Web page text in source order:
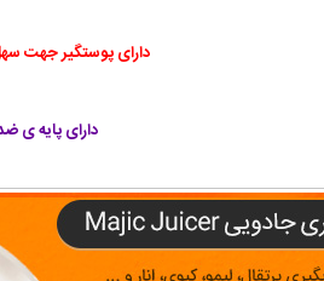
دارای پوستگیر
دارای پایه ی